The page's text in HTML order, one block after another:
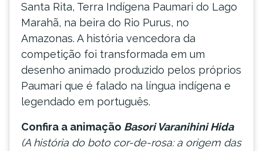
Santa Rita, Terra Indígena Paumari do Lago
Marahã, na beira do Rio Purus, no
Amazonas. A história vencedora da
competição foi transformada em um
desenho animado produzido pelos próprios
Paumari que é falado na língua indígena e
legendado em português.
Confira a animação Basori Varanihini Hida
(A história do boto cor-de-rosa: a origem das